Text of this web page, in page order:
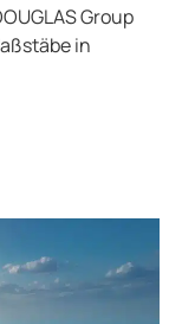
Group
in